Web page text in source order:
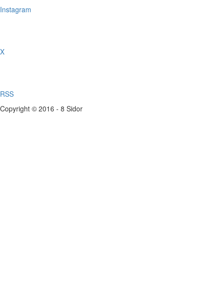
Instagram
X
RSS
Copyright © 2016 - 8 Sidor